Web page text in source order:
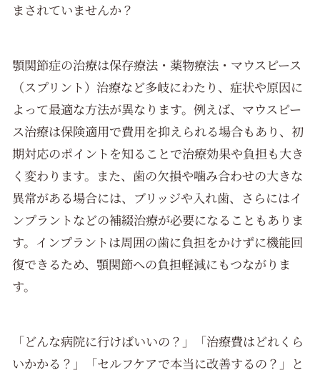
まされていませんか？
顎関節症の治療は保存療法・薬物療法・マウスピース
（スプリント）治療など多岐にわたり、症状や原因に
よって最適な方法が異なります。例えば、マウスピー
ス治療は保険適用で費用を抑えられる場合もあり、初
期対応のポイントを知ることで治療効果や負担も大き
く変わります。また、歯の欠損や噛み合わせの大きな
異常がある場合には、ブリッジや入れ歯、さらにはイ
ンプラントなどの補綴治療が必要になることもありま
す。インプラントは周囲の歯に負担をかけずに機能回
復できるため、顎関節への負担軽減にもつながりま
す。
「どんな病院に行けばいいの？」「治療費はどれくら
いかかる？」「セルフケアで本当に改善するの？」と